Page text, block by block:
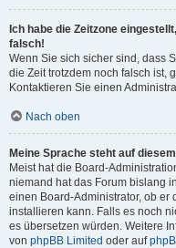
Ich habe die Zeitzone
falsch!
Wenn Sie sich sicher sind, dass
die Zeit trotzdem noch falsch ist,
Kontaktieren Sie einen
Nach oben
Meine Sprache steht auf
Meist hat die Board-
niemand hat das Forum bislang
einen Board-Administrator, ob er
installieren kann. Falls es noch
es übersetzen würden. Weitere
von phpBB Limited oder auf